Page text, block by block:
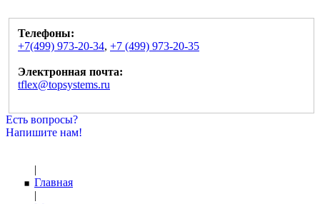
Телефоны:
+7(499) 973-20-34, +7 (499) 973-20-35
Электронная почта:
tflex@topsystems.ru
Есть вопросы?
Напишите нам!
|
Главная
|